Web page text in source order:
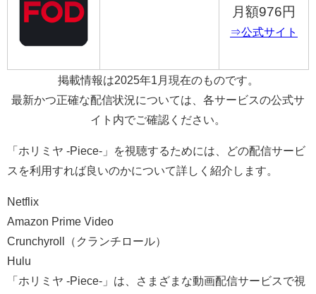
月額976円
⇒公式サイト
掲載情報は2025年1月現在のものです。
最新かつ正確な配信状況については、各サービスの公式サ
イト内でご確認ください。
「ホリミヤ -Piece-」を視聴するためには、どの配信サービ
スを利用すれば良いのかについて詳しく紹介します。
Netflix
Amazon Prime Video
Crunchyroll（クランチロール）
Hulu
「ホリミヤ -Piece-」は、さまざまな動画配信サービスで視